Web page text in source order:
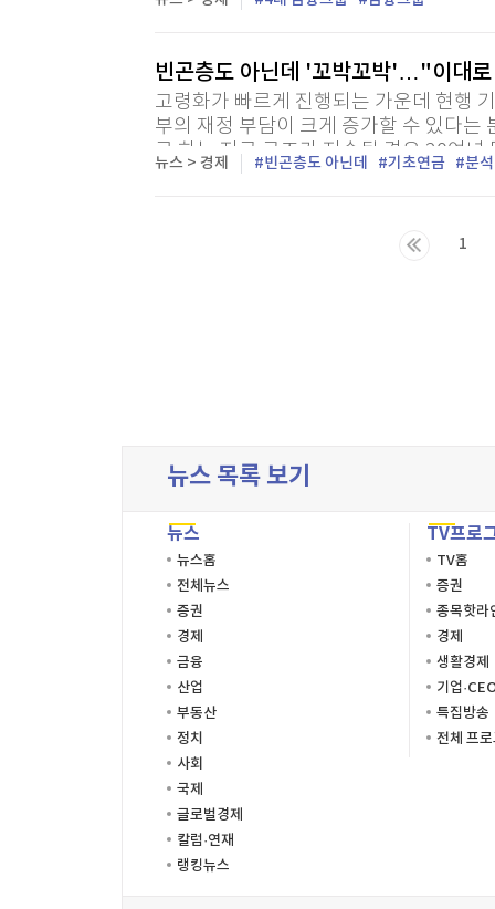
빈곤층도 아닌데 '꼬박꼬박'…"이대
고령화가 빠르게 진행되는 가운데 현행
부의 재정 부담이 크게 증가할 수 있다
로 하는 지급 구조가 지속될 경우 20여
로 확대될 수 있다는 전망이다. 3일 한국
뉴스 > 경제 빈곤층도 아닌데 기초연금 분석
1
뉴스 목록 보기
뉴스
뉴스홈
전체뉴스
증권
경제
금융
산업
부동산
정치
사회
국제
글로벌경제
칼럼·연재
랭킹뉴스
TV프로
TV홈
증권
종목핫라
경제
생활경제
기업
특집방송
전체 프